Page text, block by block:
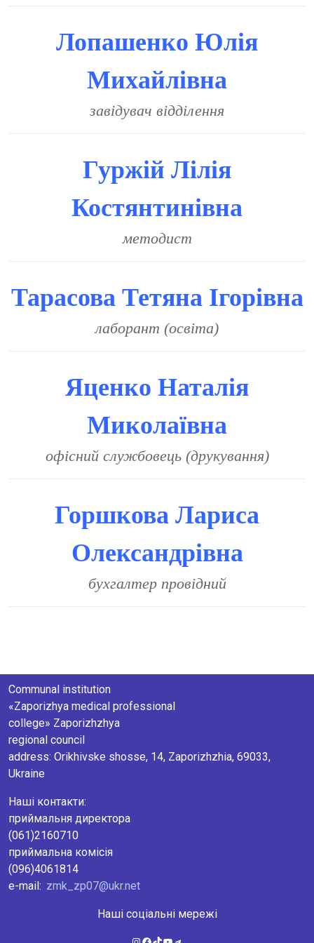
Лопашенко Юлія
Михайлівна
завідувач відділення
Гуржій Лілія
Костянтинівна
методист
Тарасова Тетяна Ігорівна
лаборант (освіта)
Яценко Наталія
Миколаївна
офісний службовець (друкування)
Горшкова Лариса
Олександрівна
бухгалтер провідний
Communal institution
«Zaporizhya medical professional
college» Zaporizhzhya
regional council
аddress: Orikhivske shosse, 14, Zaporizhzhia, 69033,
Ukraine
Наші контакти:
приймальня директора
(061)2160710
приймальна комісія
(096)4061814
e-mail: zmk_zp07@ukr.net
Наші соціальні мережі